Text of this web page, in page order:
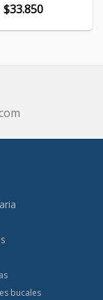
$33.850
bucales